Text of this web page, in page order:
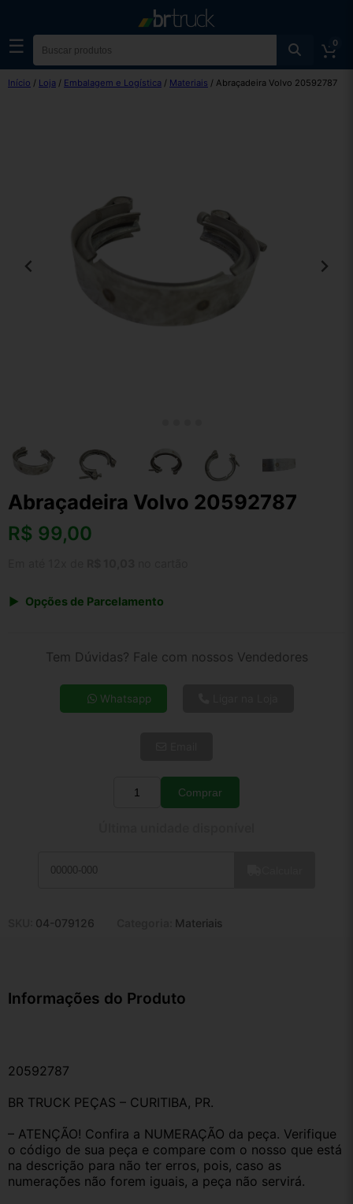
☰ 0
Início / Loja / Embalagem e Logística / Materiais / Abraçadeira Volvo 20592787
Abraçadeira Volvo 20592787
R$ 99,00
Opções de Parcelamento
4x de R$ 27,44
5x de R$ 22,24
Tem Dúvidas? Fale com nossos Vendedores
Whatsapp
Quantidade
Comprar
04-079126 Materiais
Informações do Produto
20592787
BR TRUCK PEÇAS – CURITIBA, PR.
– ATENÇÃO! Confira a NUMERAÇÃO da peça. Verifique
o código de sua peça e compare com o nosso que está
na descrição para não ter erros, pois, caso as
numerações não forem iguais, a peça não servirá.